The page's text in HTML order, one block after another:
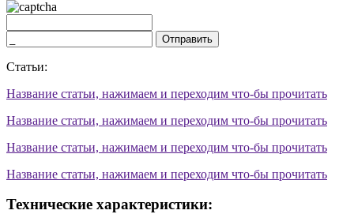
Отправить
Статьи:
Название статьи, нажимаем и переходим что-бы прочитать
Название статьи, нажимаем и переходим что-бы прочитать
Название статьи, нажимаем и переходим что-бы прочитать
Название статьи, нажимаем и переходим что-бы прочитать
Технические характеристики: